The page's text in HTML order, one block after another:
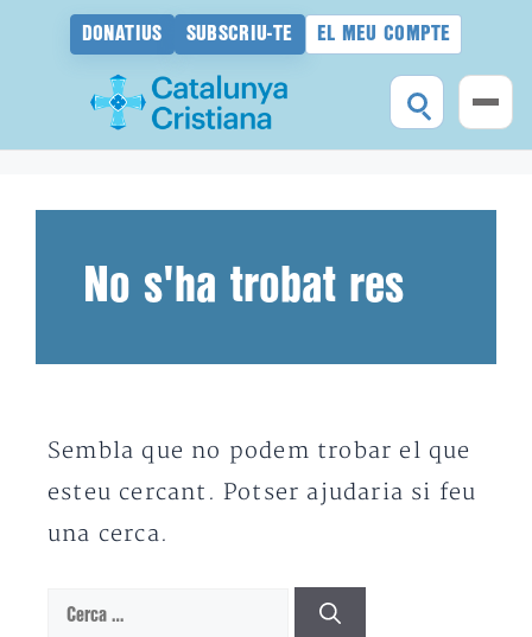
DONATIUS SUBSCRIU-TE EL MEU COMPTE
No s'ha trobat res
Sembla que no podem trobar el que
esteu cercant. Potser ajudaria si feu
una cerca.
Cerca: